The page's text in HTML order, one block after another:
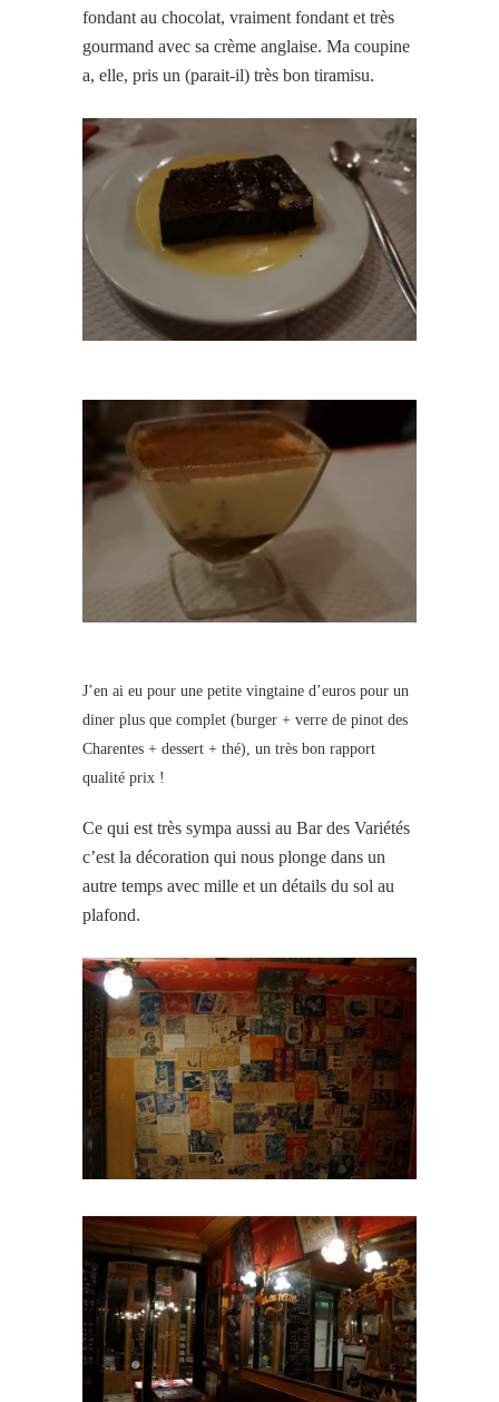
fondant au chocolat, vraiment fondant et très
gourmand avec sa crème anglaise. Ma coupine
a, elle, pris un (parait-il) très bon tiramisu.
J’en ai eu pour une petite vingtaine d’euros pour un
diner plus que complet (burger + verre de pinot des
Charentes + dessert + thé), un très bon rapport
qualité prix !
Ce qui est très sympa aussi au Bar des Variétés
c’est la décoration qui nous plonge dans un
autre temps avec mille et un détails du sol au
plafond.